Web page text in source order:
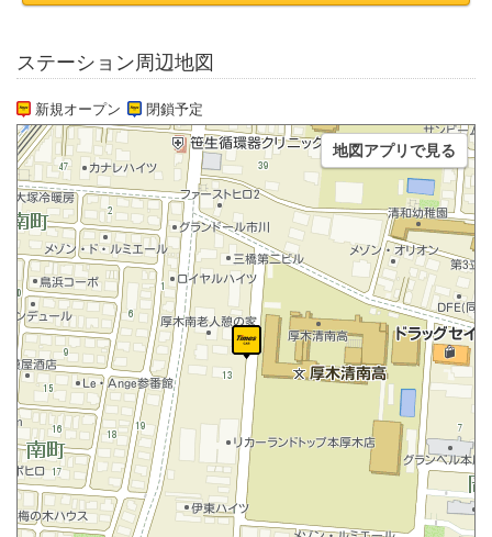
ステーション周辺地図
新規オープン 閉鎖予定
地図アプリで見る